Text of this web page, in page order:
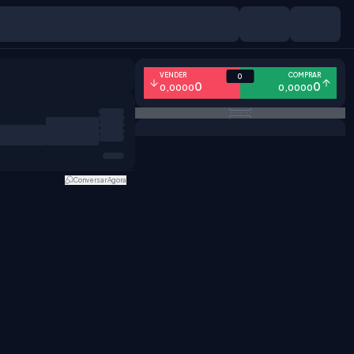
Conversar Agora
VENDER
0,00000
COMPRAR
0,00000
0